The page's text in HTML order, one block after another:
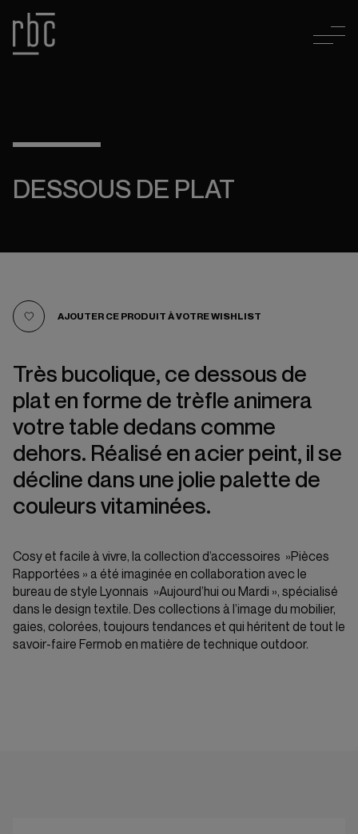
DESSOUS DE PLAT
AJOUTER CE PRODUIT À VOTRE WISHLIST
Très bucolique, ce dessous de
plat en forme de trèfle animera
votre table dedans comme
dehors. Réalisé en acier peint, il se
décline dans une jolie palette de
couleurs vitaminées.
Cosy et facile à vivre, la collection d’accessoires »Pièces
Rapportées » a été imaginée en collaboration avec le
bureau de style Lyonnais »Aujourd’hui ou Mardi », spécialisé
dans le design textile. Des collections à l’image du mobilier,
gaies, colorées, toujours tendances et qui héritent de tout le
savoir-faire Fermob en matière de technique outdoor.